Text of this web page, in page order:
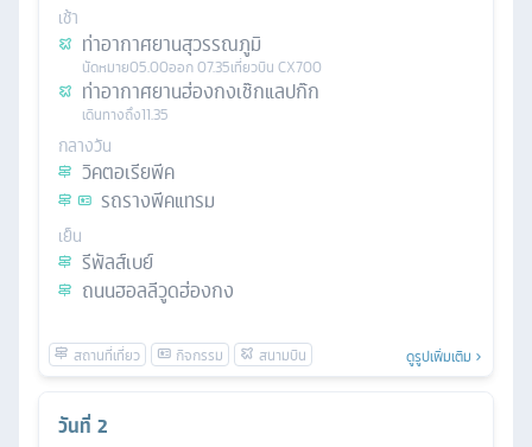
เช้า
ท่าอากาศยานสุวรรณภูมิ
นัดหมาย05.00ออก07.35เที่ยวบิน CX700
ท่าอากาศยานฮ่องกงเช๊กแลปก๊ก
เดินทางถึง11.35
กลางวัน
วิคตอเรียพีค
รถรางพีคแทรม
เย็น
รีพัลส์เบย์
ถนนฮอลลีวูดฮ่องกง
ดูรูปเพิ่มเติม
วันที่ 2